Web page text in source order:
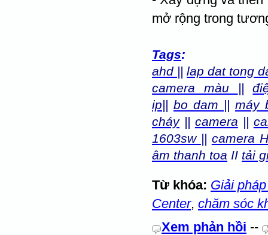
mở rộng trong
Tags:
ahd || lap dat tong
camera màu
||
ip|| bo dam || máy
cháy|| camera ||
1603sw || camera
âm thanh toa II tải
Từ khóa: Giải
Center, chăm sóc
Xem phản hồi --